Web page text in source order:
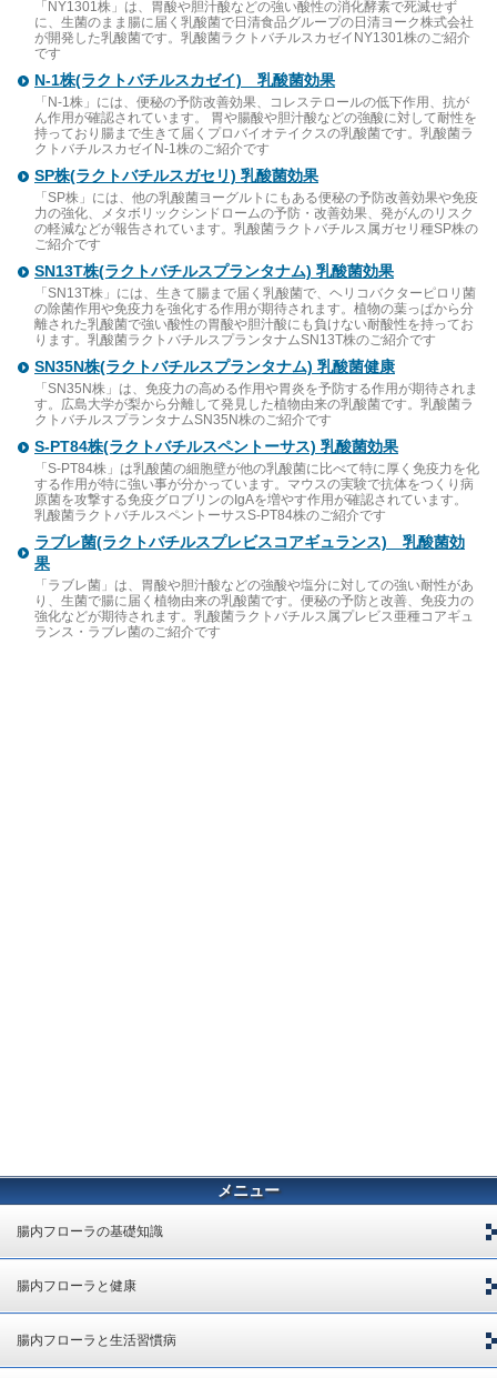
「NY1301株」は、胃酸や胆汁酸などの強い酸性の消化酵素で死滅せず
に、生菌のまま腸に届く乳酸菌で日清食品グループの日清ヨーク株式会社
が開発した乳酸菌です。乳酸菌ラクトバチルスカゼイNY1301株のご紹介
です
N-1株(ラクトバチルスカゼイ) 乳酸菌効果
「N-1株」には、便秘の予防改善効果、コレステロールの低下作用、抗が
ん作用が確認されています。 胃や腸酸や胆汁酸などの強酸に対して耐性を
持っており腸まで生きて届くプロバイオテイクスの乳酸菌です。乳酸菌ラ
クトバチルスカゼイN-1株のご紹介です
SP株(ラクトバチルスガセリ) 乳酸菌効果
「SP株」には、他の乳酸菌ヨーグルトにもある便秘の予防改善効果や免疫
力の強化、メタボリックシンドロームの予防・改善効果、発がんのリスク
の軽減などが報告されています。乳酸菌ラクトバチルス属ガセリ種SP株の
ご紹介です
SN13T株(ラクトバチルスプランタナム) 乳酸菌効果
「SN13T株」には、生きて腸まで届く乳酸菌で、ヘリコバクターピロリ菌
の除菌作用や免疫力を強化する作用が期待されます。植物の葉っぱから分
離された乳酸菌で強い酸性の胃酸や胆汁酸にも負けない耐酸性を持ってお
ります。乳酸菌ラクトバチルスプランタナムSN13T株のご紹介です
SN35N株(ラクトバチルスプランタナム) 乳酸菌健康
「SN35N株」は、免疫力の高める作用や胃炎を予防する作用が期待されま
す。広島大学が梨から分離して発見した植物由来の乳酸菌です。乳酸菌ラ
クトバチルスプランタナムSN35N株のご紹介です
S-PT84株(ラクトバチルスペントーサス) 乳酸菌効果
「S-PT84株」は乳酸菌の細胞壁が他の乳酸菌に比べて特に厚く免疫力を化
する作用が特に強い事が分かっています。マウスの実験で抗体をつくり病
原菌を攻撃する免疫グロブリンのIgAを増やす作用が確認されています。
乳酸菌ラクトバチルスペントーサスS-PT84株のご紹介です
ラブレ菌(ラクトバチルスプレビスコアギュランス) 乳酸菌効
果
「ラブレ菌」は、胃酸や胆汁酸などの強酸や塩分に対しての強い耐性があ
り、生菌で腸に届く植物由来の乳酸菌です。便秘の予防と改善、免疫力の
強化などが期待されます。乳酸菌ラクトバチルス属プレビス亜種コアギュ
ランス・ラブレ菌のご紹介です
メニュー
腸内フローラの基礎知識
腸内フローラと健康
腸内フローラと生活習慣病